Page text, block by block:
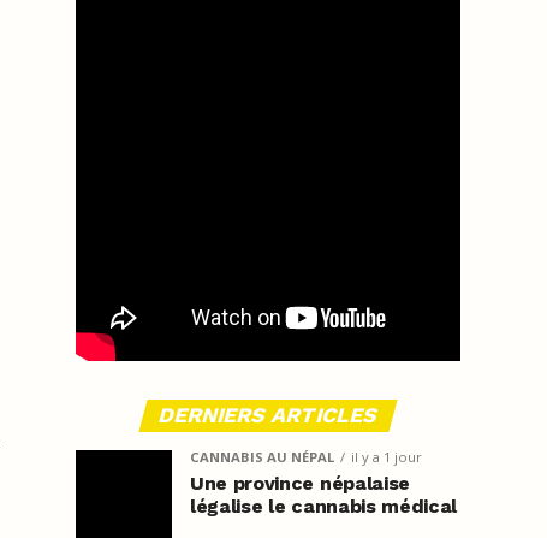
DERNIERS ARTICLES
CANNABIS AU NÉPAL il y a 1 jour
Une province népalaise
légalise le cannabis médical